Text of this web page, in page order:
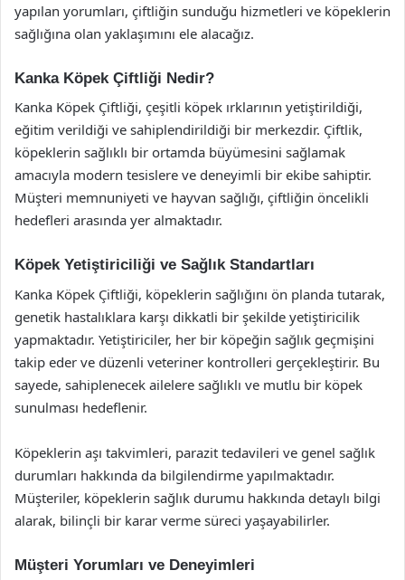
yapılan yorumları, çiftliğin sunduğu hizmetleri ve köpeklerin
sağlığına olan yaklaşımını ele alacağız.
Kanka Köpek Çiftliği Nedir?
Kanka Köpek Çiftliği, çeşitli köpek ırklarının yetiştirildiği,
eğitim verildiği ve sahiplendirildiği bir merkezdir. Çiftlik,
köpeklerin sağlıklı bir ortamda büyümesini sağlamak
amacıyla modern tesislere ve deneyimli bir ekibe sahiptir.
Müşteri memnuniyeti ve hayvan sağlığı, çiftliğin öncelikli
hedefleri arasında yer almaktadır.
Köpek Yetiştiriciliği ve Sağlık Standartları
Kanka Köpek Çiftliği, köpeklerin sağlığını ön planda tutarak,
genetik hastalıklara karşı dikkatli bir şekilde yetiştiricilik
yapmaktadır. Yetiştiriciler, her bir köpeğin sağlık geçmişini
takip eder ve düzenli veteriner kontrolleri gerçekleştirir. Bu
sayede, sahiplenecek ailelere sağlıklı ve mutlu bir köpek
sunulması hedeflenir.
Köpeklerin aşı takvimleri, parazit tedavileri ve genel sağlık
durumları hakkında da bilgilendirme yapılmaktadır.
Müşteriler, köpeklerin sağlık durumu hakkında detaylı bilgi
alarak, bilinçli bir karar verme süreci yaşayabilirler.
Müşteri Yorumları ve Deneyimleri